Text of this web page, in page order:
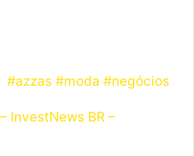
#azzas #moda #negócios
InvestNews BR –